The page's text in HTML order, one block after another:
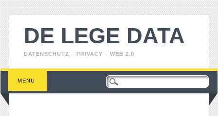
DE LEGE DATA
DATENSCHUTZ – PRIVACY – WEB 2.0
Main menu
Skip
content
MENU